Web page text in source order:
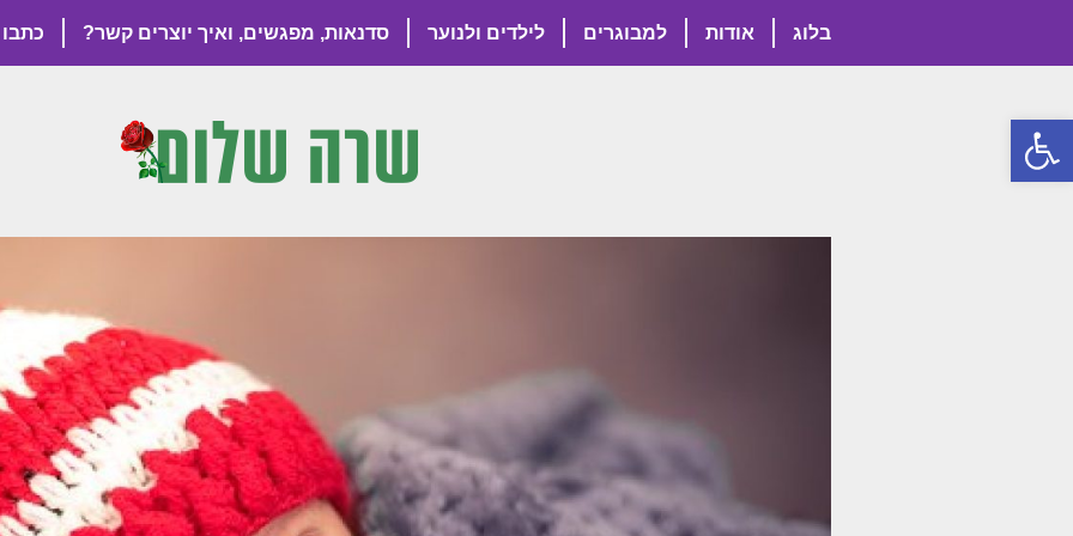
פתח סרגל נגישות
בלוג אודות למבוגרים לילדים ולנוער סדנאות, מפגשים, ואיך יוצרים קשר? כתבו